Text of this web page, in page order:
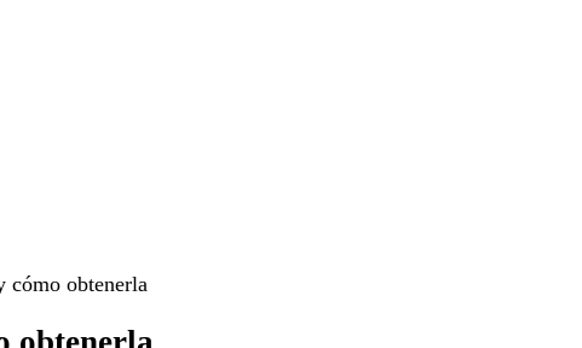
cómo obtenerla